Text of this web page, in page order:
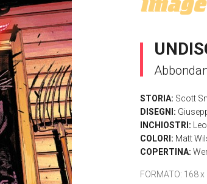
STORIA: Scott
DISEGNI:
INCHIOSTRI:
COLORI: Matt
COPERTINA:
FORMATO: 168 x